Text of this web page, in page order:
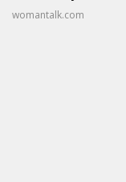
womantalk.com